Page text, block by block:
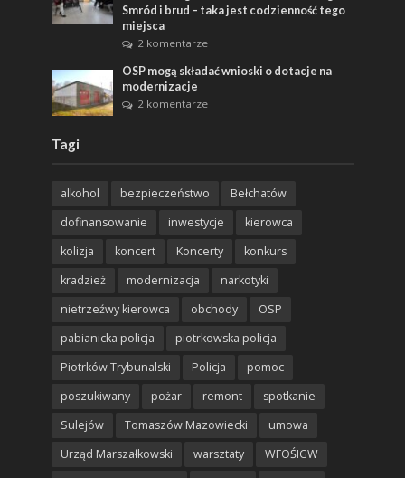
Smród i brud – taka jest codzienność tego
miejsca
2 komentarze
OSP mogą składać wnioski o dotacje na
modernizacje
2 komentarze
Tagi
alkohol bezpieczeństwo
Bełchatów
dofinansowanie
inwestycje
kierowca
kolizja
koncert Koncerty
konkurs
kradzież
modernizacja
narkotyki
nietrzeźwy kierowca
obchody
OSP
pabianicka policja
piotrkowska policja
Piotrków Trybunalski
Policja
pomoc
poszukiwany
pożar remont
spotkanie
Sulejów
Tomaszów Mazowiecki
umowa
Urząd Marszałkowski
warsztaty
WFOŚIGW